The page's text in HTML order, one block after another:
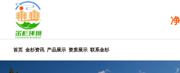
首页 金杉资讯 产品展示 资质展示 联系金杉